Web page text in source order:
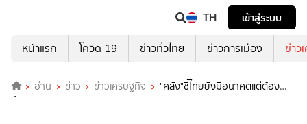
TH
เข้าสู่ระบบ
หน้าแรก
โควิด-19 ข่าวทั่วไทย ข่าวการเมือง ข่าว
อ่าน ข่าว ข่าวเศรษฐกิจ
"คลัง"ชี้ไทยยังมีอนาคตแต่ต้อง
ทำงานหนัก